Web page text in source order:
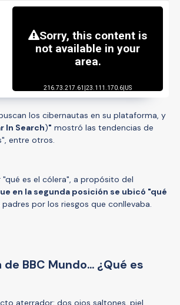
los cibernautas en su plataforma, y
In Search)" mostró las tendencias de
entre otros.
es el cólera", a propósito del
en la segunda posición se ubicó "qué
por los riesgos que conllevaba.
BBC Mundo... ¿Qué es
aterrador: dos ojos saltones, piel